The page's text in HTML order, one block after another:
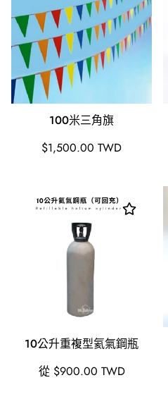
100米三角旗
原
$1,500.00 TWD
10公升重複型氦氣鋼瓶
原
從 $900.00 TWD